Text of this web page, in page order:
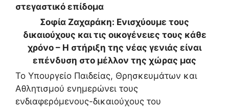
στεγαστικό επίδομα
Σοφία Ζαχαράκη: Ενισχύουμε τους
δικαιούχους και τις οικογένειες τους κάθε
χρόνο – Η στήριξη της νέας γενιάς είναι
επένδυση στο μέλλον της χώρας μας
Το Υπουργείο Παιδείας, Θρησκευμάτων και
Αθλητισμού ενημερώνει τους
ενδιαφερόμενους-δικαιούχους του